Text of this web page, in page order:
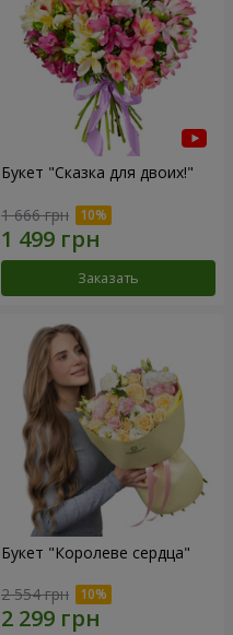
Букет "Сказка для двоих!"
1 666 грн
Заказать
Букет "Королеве сердца"
2 554 грн